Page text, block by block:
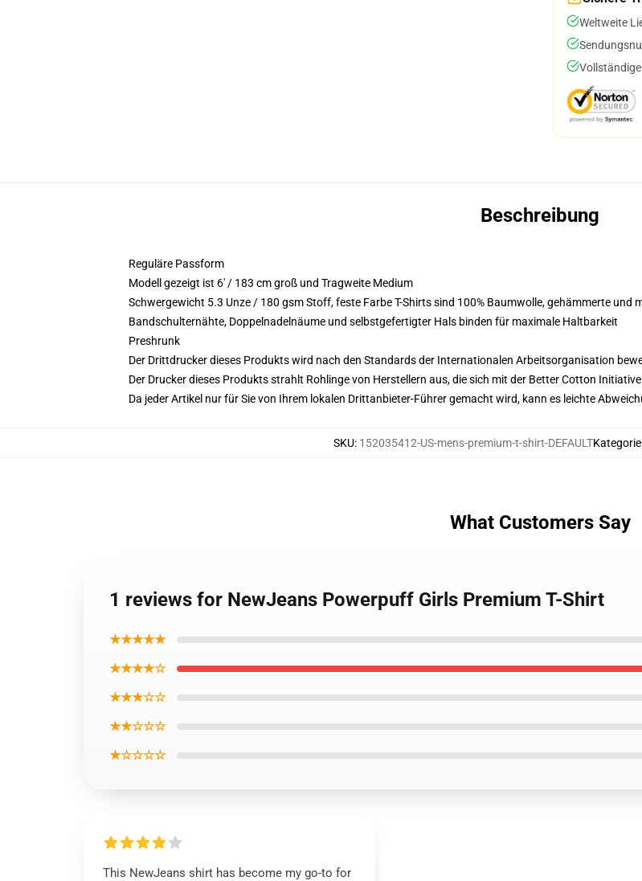
Weltweite
Beschreibung
Reguläre Passform
Modell gezeigt ist 6' / 183 cm groß und Tragweite Medium
Schwergewicht 5.3 Unze / 180 gsm Stoff, feste Farbe T-Shirts sind 100% Baumwolle, gehämmerte und
Bandschulternähte, Doppelnadelnäume und selbstgefertigter Hals binden für maximale Haltbarkeit
Preshrunk
Der Drittdrucker dieses Produkts wird nach den Standards der Internationalen Arbeitsorganisation
Der Drucker dieses Produkts strahlt Rohlinge von Herstellern aus, die sich mit der Better Cotton
Da jeder Artikel nur für Sie von Ihrem lokalen Drittanbieter-Führer gemacht wird, kann es leichte
SKU: 152035412-US-mens-premium-t-shirt-DEFAULT
What Customers Say
1 reviews for NewJeans Powerpuff Girls Premium T-Shirt
★★★★★
★★★★☆
★★★☆☆
★★☆☆☆
★☆☆☆☆
This NewJeans shirt has become my go-to for